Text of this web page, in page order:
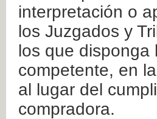
interpretación o
los Juzgados y
los que disponga
competente, en
al lugar del
compradora.